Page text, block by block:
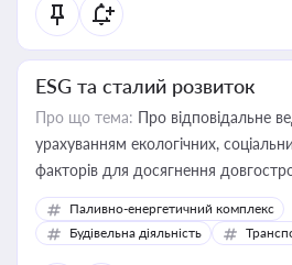
ESG та сталий розвиток
Про що тема: Про відповідальне
урахуванням екологічних,
факторів для досягнення
Паливно-енергетичний комплекс
Будівельна діяльність